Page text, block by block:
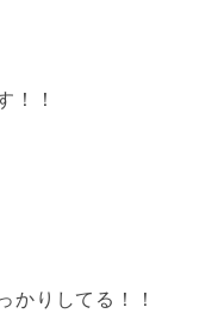
！！
かりしてる！！